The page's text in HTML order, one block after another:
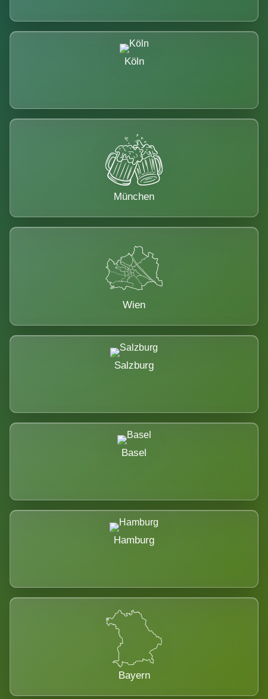
Köln
München
Wien
Salzburg
Basel
Hamburg
Bayern